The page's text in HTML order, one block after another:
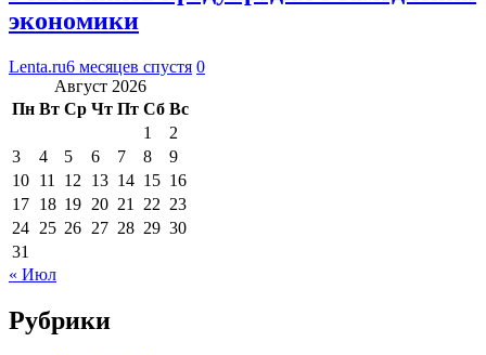
экономики
Lenta.ru6 месяцев спустя 0
Август 2026
Пн Вт Ср Чт Пт Сб Вс
1
2
3
4 5 6 7 8
9
10 11 12 13 14 15 16
17 18 19 20 21 22 23
24 25 26 27 28 29 30
31
« Июл
Рубрики